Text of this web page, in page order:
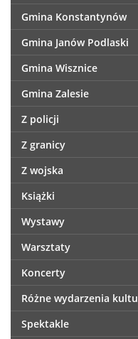
Gmina Konstantynów
Gmina Janów Podlaski
Gmina Wisznice
Gmina Zalesie
Z policji
Z granicy
Z wojska
Książki
Wystawy
Warsztaty
Koncerty
Różne wydarzenia
Spektakle